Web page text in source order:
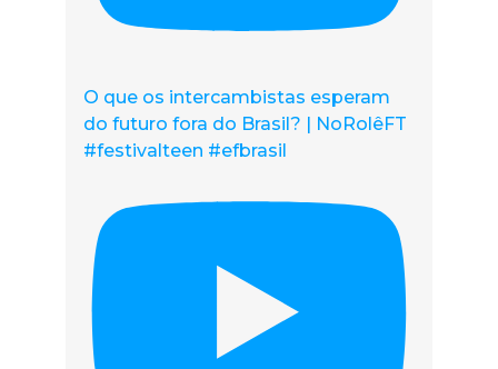
O que os intercambistas esperam
do futuro fora do Brasil? | NoRolêFT
#festivalteen #efbrasil